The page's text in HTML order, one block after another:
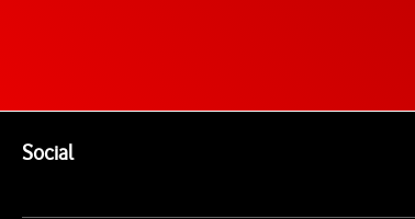
SocialEnlaces a las redes sociales de Vodafone